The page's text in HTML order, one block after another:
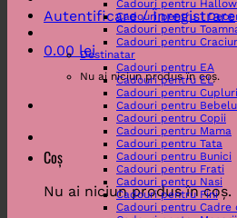
Autentificare / Înregistrare
0.00 lei
Nu ai niciun produs în coș.
Coș
Nu ai niciun produs în coș.
Cadouri pentru
Cadouri pentru 1
Cadouri pentru
Cadouri pentru
Destinatar
Cadouri pentru EA
Cadouri pentru EL
Cadouri pentru Cupluri
Cadouri pentru
Cadouri pentru Copii
Cadouri pentru Mama
Cadouri pentru Tata
Cadouri pentru Bunici
Cadouri pentru Frati
Cadouri pentru Nasi
Cadouri pentru Fini
Cadouri pentru Cadre